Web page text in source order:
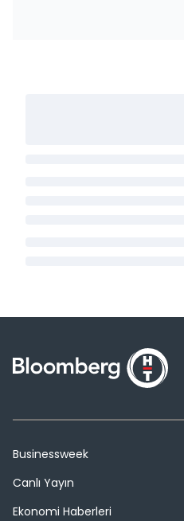
Businessweek
Canlı Yayın
Ekonomi Haberleri